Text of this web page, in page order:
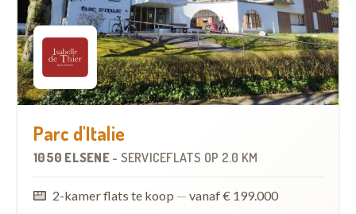
Parc d'Italie
1050 ELSENE - SERVICEFLATS OP 2.0 KM
2-kamer flats te koop — vanaf € 199.000